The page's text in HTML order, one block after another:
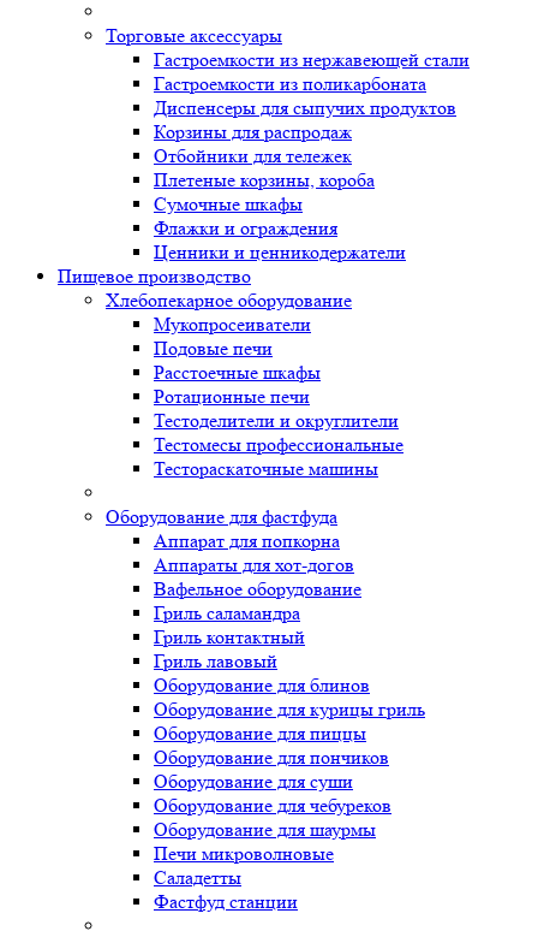
Торговые аксессуары
Гастроемкости из нержавеющей стали
Гастроемкости из поликарбоната
Диспенсеры для сыпучих продуктов
Корзины для распродаж
Отбойники для тележек
Плетеные корзины, короба
Сумочные шкафы
Флажки и ограждения
Ценники и ценникодержатели
Пищевое производство
Хлебопекарное оборудование
Мукопросеиватели
Подовые печи
Расстоечные шкафы
Ротационные печи
Тестоделители и округлители
Тестомесы профессиональные
Тестораскаточные машины
Оборудование для фастфуда
Аппарат для попкорна
Аппараты для хот-догов
Вафельное оборудование
Гриль саламандра
Гриль контактный
Гриль лавовый
Оборудование для блинов
Оборудование для курицы гриль
Оборудование для пиццы
Оборудование для пончиков
Оборудование для суши
Оборудование для чебуреков
Оборудование для шаурмы
Печи микроволновые
Саладетты
Фастфуд станции